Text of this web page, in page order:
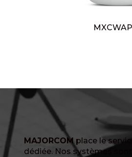
MAJORCOMplace le
dédiée. Nos systèmes